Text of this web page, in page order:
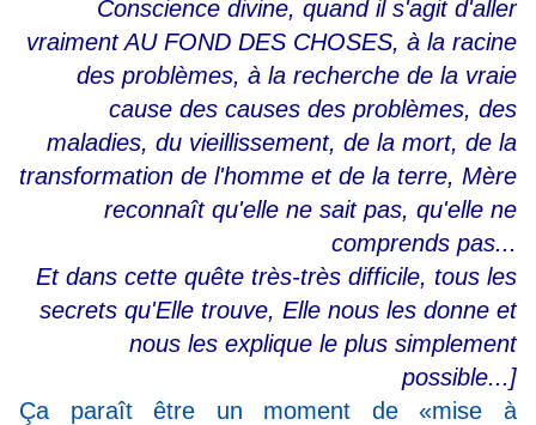
Conscience divine, quand il s'agit d'aller
vraiment AU FOND DES CHOSES, à la racine
des problèmes, à la recherche de la vraie
cause des causes des problèmes, des
maladies, du vieillissement, de la mort, de la
transformation de l'homme et de la terre, Mère
reconnaît qu'elle ne sait pas, qu'elle ne
comprends pas...
Et dans cette quête très-très difficile, tous les
secrets qu'Elle trouve, Elle nous les donne et
nous les explique le plus simplement
possible...]
Ça paraît être un moment de «mise à